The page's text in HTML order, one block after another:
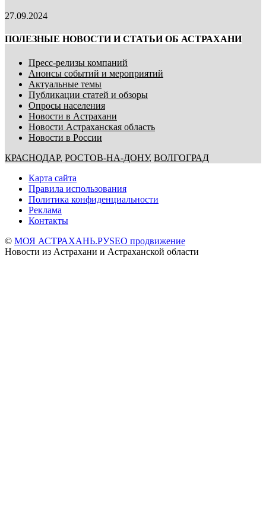
27.09.2024
ПОЛЕЗНЫЕ НОВОСТИ И СТАТЬИ ОБ АСТРАХАНИ
Пресс-релизы компаний
Анонсы событий и мероприятий
Актуальные темы
Публикации статей и обзоры
Опросы населения
Новости в Астрахани
Новости Астраханская область
Новости в России
КРАСНОДАР, РОСТОВ-НА-ДОНУ, ВОЛГОГРАД
Карта сайта
Правила использования
Политика конфиденциальности
Реклама
Контакты
© МОЯ АСТРАХАНЬ.РУSEO продвижение
Новости из Астрахани и Астраханской области